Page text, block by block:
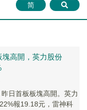
简
塊高開，英力股份
日首板板塊高開。英力
報19.18元，雷神科